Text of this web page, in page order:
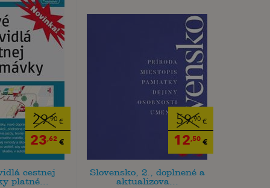
29,90 €
23,62 €
cestnej
platné...
59,90€
12,50€
Slovensko, 2., doplnené a
aktualizova...